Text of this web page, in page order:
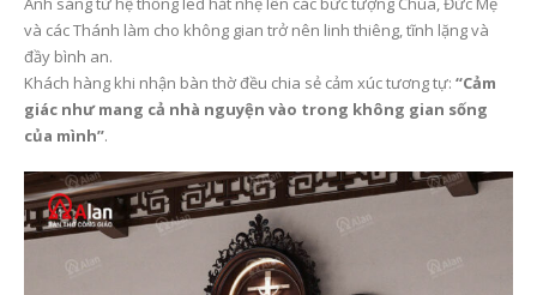
và các Thánh làm cho không gian trở nên linh thiêng, tĩnh lặng và
đầy bình an.
Khách hàng khi nhận bàn thờ đều chia sẻ cảm xúc tương tự: “Cảm
giác như mang cả nhà nguyện vào trong không gian sống
của mình”.